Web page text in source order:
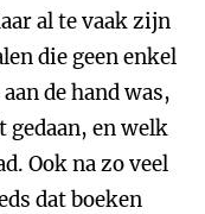
al te vaak zijn
die geen enkel
de hand was,
gedaan, en welk
Ook na zo veel
dat boeken